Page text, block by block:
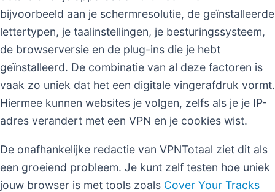
bijvoorbeeld aan je schermresolutie, de geïnstalleerde
lettertypen, je taalinstellingen, je besturingssysteem,
de browserversie en de plug-ins die je hebt
geïnstalleerd. De combinatie van al deze factoren is
vaak zo uniek dat het een digitale vingerafdruk vormt.
Hiermee kunnen websites je volgen, zelfs als je je IP-
adres verandert met een VPN en je cookies wist.
De onafhankelijke redactie van VPNTotaal ziet dit als
een groeiend probleem. Je kunt zelf testen hoe uniek
jouw browser is met tools zoals Cover Your Tracks